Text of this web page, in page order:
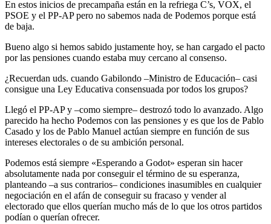
En estos inicios de precampaña están en la refriega C’s, VOX, el
PSOE y el PP-AP pero no sabemos nada de Podemos porque está
de baja.
Bueno algo si hemos sabido justamente hoy, se han cargado el pacto
por las pensiones cuando estaba muy cercano al consenso.
¿Recuerdan uds. cuando Gabilondo –Ministro de Educación– casi
consigue una Ley Educativa consensuada por todos los grupos?
Llegó el PP-AP y –como siempre– destrozó todo lo avanzado. Algo
parecido ha hecho Podemos con las pensiones y es que los de Pablo
Casado y los de Pablo Manuel actúan siempre en función de sus
intereses electorales o de su ambición personal.
Podemos está siempre «Esperando a Godot» esperan sin hacer
absolutamente nada por conseguir el término de su esperanza,
planteando –a sus contrarios– condiciones inasumibles en cualquier
negociación en el afán de conseguir su fracaso y vender al
electorado que ellos querían mucho más de lo que los otros partidos
podían o querían ofrecer.